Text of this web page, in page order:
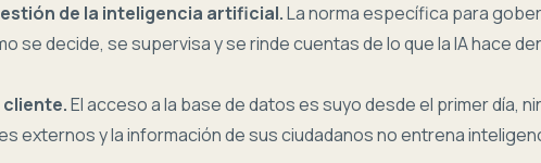
de la inteligencia artificial.La norma específica para
se decide, se supervisa y se rinde cuentas de lo que la IA hace
cliente.El acceso a la base de datos es suyo desde el primer día,
externos y la información de sus ciudadanos no entrena